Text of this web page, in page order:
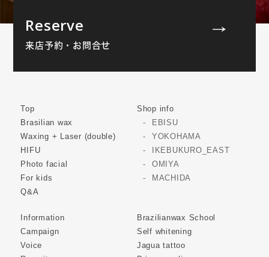
Reserve
来店予約・お問合せ
Top
Brasilian wax
Waxing + Laser (double)
HIFU
Photo facial
For kids
Q&A
Shop info
EBISU
YOKOHAMA
IKEBUKURO_EAST
OMIYA
MACHIDA
Information
Campaign
Voice
Brazilianwax School
Self whitening
Jagua tattoo